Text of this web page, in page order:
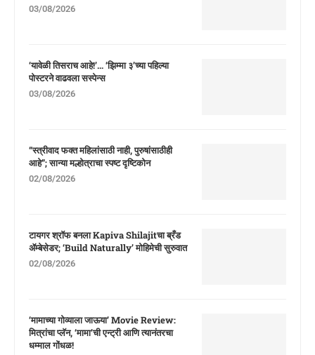
03/08/2026
‘यावेळी तिसराच आहे!’… ‘झिम्मा ३’च्या पहिल्या
पोस्टरने वाढवला सस्पेन्स
03/08/2026
“स्त्रीवाद फक्त महिलांसाठी नाही, पुरुषांसाठीही
आहे”; सान्या मल्होत्राचा स्पष्ट दृष्टिकोन
02/08/2026
टायगर श्रॉफ बनला Kapiva Shilajitचा ब्रँड
ॲम्बेसेडर; ‘Build Naturally’ मोहिमेची सुरुवात
02/08/2026
‘मामाच्या गोव्याला जाऊया’ Movie Review:
मित्रांचा प्लॅन, ‘मामा’ची एन्ट्री आणि त्यानंतरचा
धम्माल गोंधळ!